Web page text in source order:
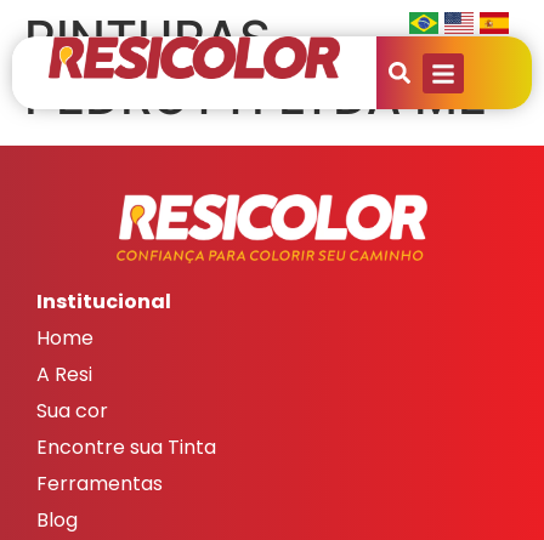
PINTURAS
PEDROTTI LTDA ME
Institucional
Home
A Resi
Sua cor
Encontre sua Tinta
Ferramentas
Blog